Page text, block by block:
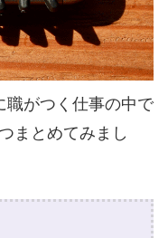
職がつく仕事の中で
まとめてみまし